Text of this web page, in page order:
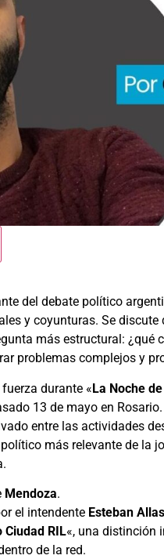
del debate político
y coyunturas. Se
más estructural: ¿qué
problemas complejos y
durante «La Noche
13 de mayo en
entre las actividades
más relevante de la
Mendoza.
el intendente Esteban
Ciudad RIL«, una distinción
de la red.